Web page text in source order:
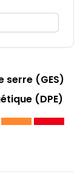
serre (GES)
(DPE)